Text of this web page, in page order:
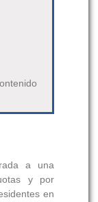
a una
y por
en